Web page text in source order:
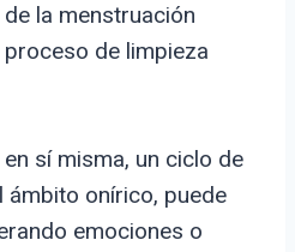
la menstruación
de limpieza
sí misma, un ciclo de
ámbito onírico, puede
emociones o